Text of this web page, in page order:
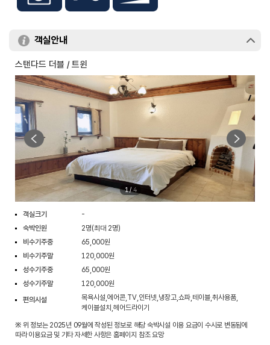
객실안내
스탠다드 더블 / 트윈
1/ 4
객실크기
-
숙박인원
2명(최대 2명)
비수기주중
65,000원
비수기주말
120,000원
성수기주중
65,000원
성수기주말
120,000원
편의시설
목욕시설,에어콘,TV,인터넷,냉장고,쇼파,테이블,취사용품,
케이블설치,헤어드라이기
※ 위 정보는 2025년 09월에 작성된 정보로 해당 숙박시설 이용 요금이 수시로 변동됨에
따라 이용요금 및 기타 자세한 사항은 홈페이지 참조 요망